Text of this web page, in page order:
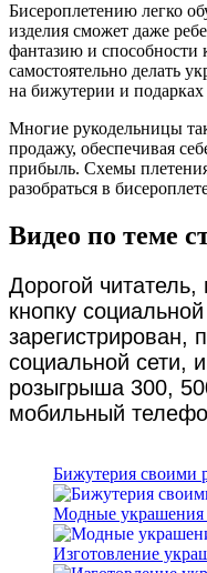
Бисероплетению легко
изделия сможет даже
фантазию и способности
самостоятельно делать
на бижутерии и
Многие рукодельницы
продажу, обеспечивая
прибыль. Схемы
разобраться в
Видео по теме
Дорогой
кнопку
зарегистрирован,
социальной сети,
розыгрыша 300,
мобильный
Бижутерия своими
Модные украшения
Изготовление